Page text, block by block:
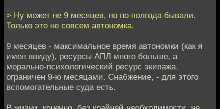
> Ну может не 9 месяцев, но по полгода бывали.
Только это не совсем автономка.
9 месяцев - максимальное время автономки (как я
имел ввиду), ресурсы АПЛ много больше, а
морально-психологический ресурс экипажа,
ограничен 9-ю месяцами. Снабжение, - для этого
вспомогательные суда есть.